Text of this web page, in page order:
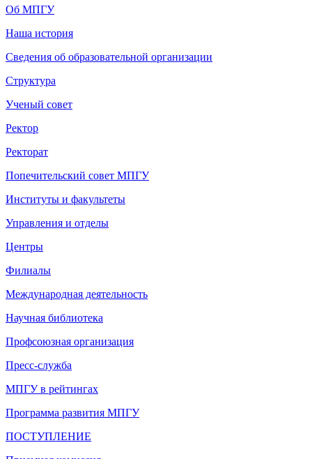
Об МПГУ
Наша история
Сведения об образовательной организации
Структура
Ученый совет
Ректор
Ректорат
Попечительский совет МПГУ
Институты и факультеты
Управления и отделы
Центры
Филиалы
Международная деятельность
Научная библиотека
Профсоюзная организация
Пресс-служба
МПГУ в рейтингах
Программа развития МПГУ
ПОСТУПЛЕНИЕ